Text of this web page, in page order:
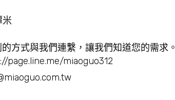
米
方式與我們連繫，讓我們知道您的需求。
page.line.me/miaoguo312